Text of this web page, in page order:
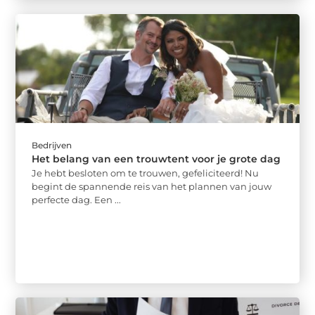
Bedrijven
Het belang van een trouwtent voor je grote dag
Je hebt besloten om te trouwen, gefeliciteerd! Nu
begint de spannende reis van het plannen van jouw
perfecte dag. Een ...